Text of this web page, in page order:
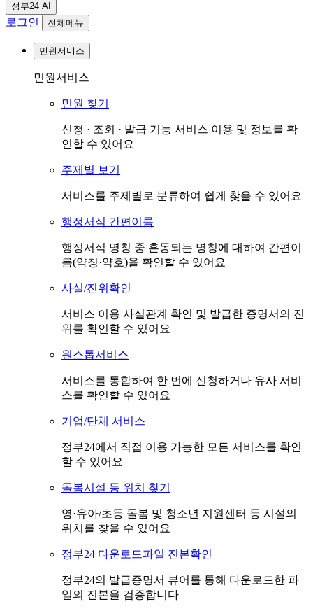
정부24 AI
로그인 전체메뉴
민원서비스
민원서비스
민원 찾기
신청 · 조회 · 발급 기능 서비스 이용 및 정보를 확
인할 수 있어요
주제별 보기
서비스를 주제별로 분류하여 쉽게 찾을 수 있어요
행정서식 간편이름
행정서식 명칭 중 혼동되는 명칭에 대하여 간편이
름(약칭·약호)을 확인할 수 있어요
사실/진위확인
서비스 이용 사실관계 확인 및 발급한 증명서의 진
위를 확인할 수 있어요
원스톱서비스
서비스를 통합하여 한 번에 신청하거나 유사 서비
스를 확인할 수 있어요
기업/단체 서비스
정부24에서 직접 이용 가능한 모든 서비스를 확인
할 수 있어요
돌봄시설 등 위치 찾기
영·유아/초등 돌봄 및 청소년 지원센터 등 시설의
위치를 찾을 수 있어요
정부24 다운로드파일 진본확인
정부24의 발급증명서 뷰어를 통해 다운로드한 파
일의 진본을 검증합니다